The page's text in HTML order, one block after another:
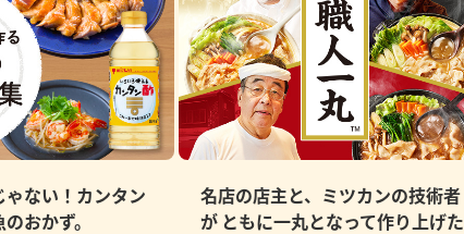
ゃない！カンタン
おかず。
名店の店主と、ミツカンの技術者
が ともに一丸となって作り上げた